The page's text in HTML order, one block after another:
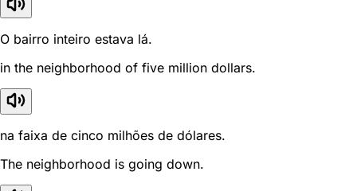
O bairro inteiro estava lá.
in the neighborhood of five million dollars.
na faixa de cinco milhões de dólares.
The neighborhood is going down.